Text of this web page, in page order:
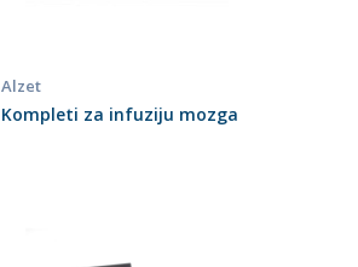
Alzet
Kompleti za infuziju mozga